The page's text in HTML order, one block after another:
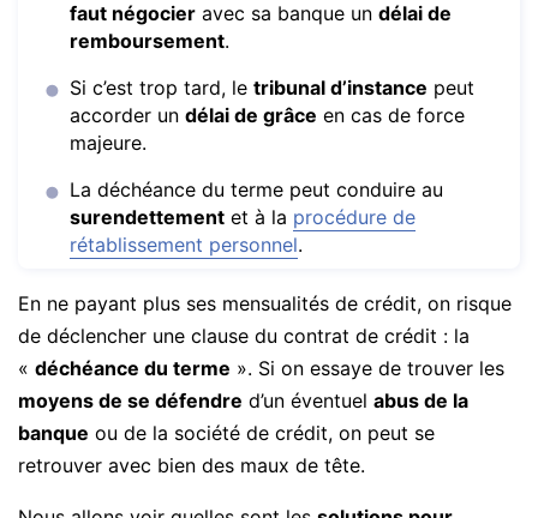
faut négocier avec sa banque undélai de
remboursement.
Si c’est trop tard, letribunal d’instance peut
accorder undélai de grâce en cas de force
majeure.
La déchéance du terme peut conduire au
surendettement et à la procédure de
rétablissement personnel.
En ne payant plus ses mensualités de crédit, on risque
de déclencher une clause du contrat de crédit : la
« déchéance du terme ». Si on essaye de trouver les
moyens de se défendre d’un éventuel abus de la
banque ou de la société de crédit, on peut se
retrouver avec bien des maux de tête.